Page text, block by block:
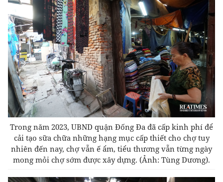
Trong năm 2023, UBND quận Đống Đa đã cấp kinh phí để
cải tạo sữa chữa những hạng mục cấp thiết cho chợ tuy
nhiên đến nay, chợ vẫn ế ẩm, tiểu thương vẫn từng ngày
mong mỏi chợ sớm được xây dựng. (Ảnh: Tùng Dương).